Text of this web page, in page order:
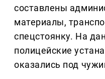
составлены
материалы,
спецстоянку. На
полицейские
оказались под